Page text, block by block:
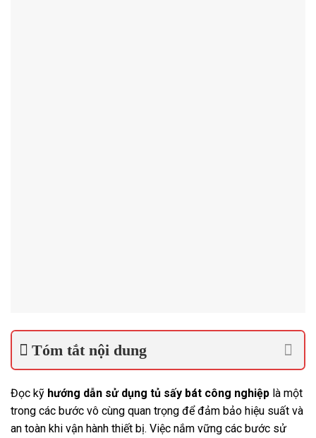
Tóm tắt nội dung
Đọc kỹ hướng dẫn sử dụng tủ sấy bát công nghiệp là một
trong các bước vô cùng quan trọng để đảm bảo hiệu suất và
an toàn khi vận hành thiết bị. Việc nắm vững các bước sử